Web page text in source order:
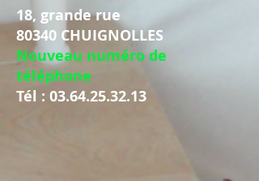
18, grande rue
80340 CHUIGNOLLES
Nouveau numéro de
téléphone
Tél : 03.64.25.32.13